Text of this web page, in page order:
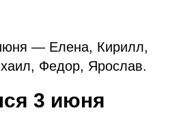
— Елена, Кирилл,
Федор, Ярослав.
3 июня